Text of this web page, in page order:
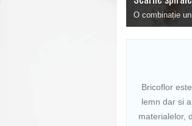
Solutii pentru
Bricoflor
lemn dar si
materialelor,